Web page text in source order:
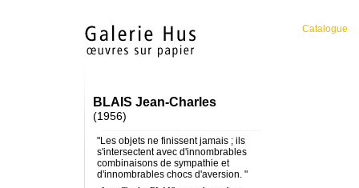
Catalogue
BLAIS Jean-Charles
(1956)
"Les objets ne finissent jamais ; ils
s'intersectent avec d'innombrables
combinaisons de sympathie et
d'innombrables chocs d'aversion. "